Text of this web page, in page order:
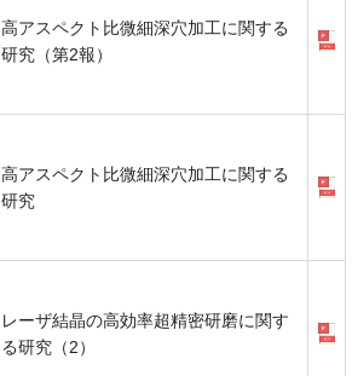
高アスペクト比微細深穴加工に関する
研究（第2報）
高アスペクト比微細深穴加工に関する
研究
レーザ結晶の高効率超精密研磨に関す
る研究（2）